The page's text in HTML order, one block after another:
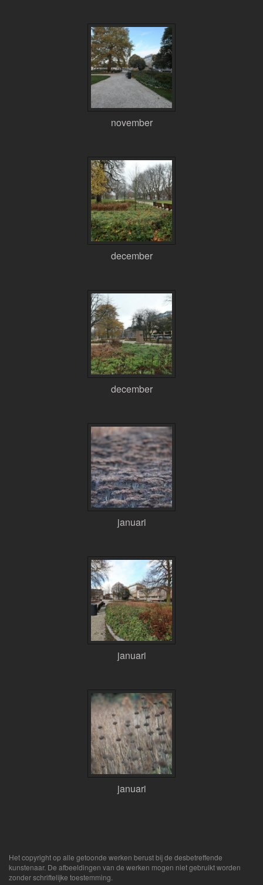
november
december
december
januari
januari
januari
Het copyright op alle getoonde werken berust bij de desbetreffende
kunstenaar. De afbeeldingen van de werken mogen niet gebruikt worden
zonder schriftelijke toestemming.